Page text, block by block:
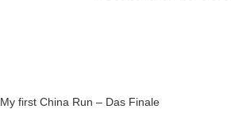
My first China Run – Das Finale